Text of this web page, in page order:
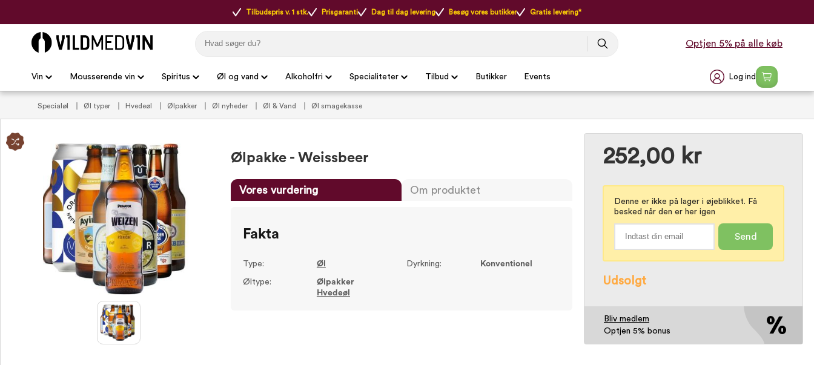
Tilbudspris v. 1 stk. Prisgaranti Dag til dag levering Besøg vores butikker Gratis levering*
Optjen 5% på alle køb
Vin Mousserende vin Spiritus Øl og vand Alkoholfri Specialiteter Tilbud Butikker Events Log ind
Specialøl Øl typer Hvedeøl Ølpakker Øl nyheder Øl & Vand Øl smagekasse
252,00 kr
Denne er ikke på lager i øjeblikket. Få
besked når den er her igen
Send
Udsolgt
Bliv medlem
Optjen 5% bonus
Ølpakke - Weissbeer
Vores vurdering Om produktet
Fakta
Type: Øl
Øltype:
Ølpakker
Hvedeøl
Dyrkning: Konventionel